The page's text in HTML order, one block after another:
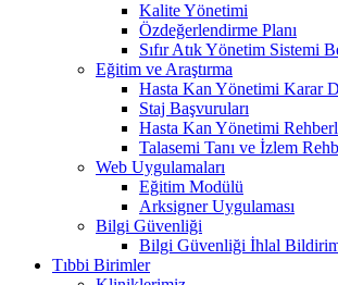
Kalite Yönetimi
Özdeğerlendirme Planı
Sıfır Atık Yönetim Sistemi
Eğitim ve Araştırma
Hasta Kan Yönetimi Karar
Staj Başvuruları
Hasta Kan Yönetimi
Talasemi Tanı ve İzlem
Web Uygulamaları
Eğitim Modülü
Arksigner Uygulaması
Bilgi Güvenliği
Bilgi Güvenliği İhlal
Tıbbi Birimler